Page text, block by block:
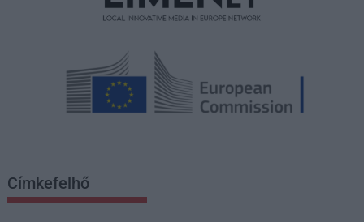
Címkefelhő